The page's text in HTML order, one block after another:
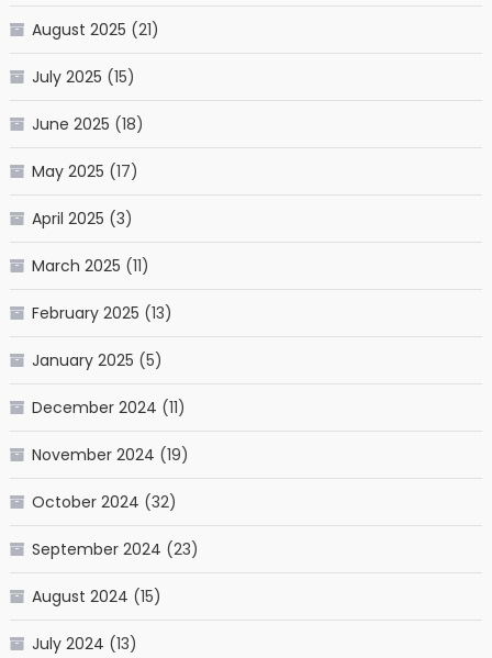
August 2025 (21)
July 2025 (15)
June 2025 (18)
May 2025 (17)
April 2025 (3)
March 2025 (11)
February 2025 (13)
January 2025 (5)
December 2024 (11)
November 2024 (19)
October 2024 (32)
September 2024 (23)
August 2024 (15)
July 2024 (13)